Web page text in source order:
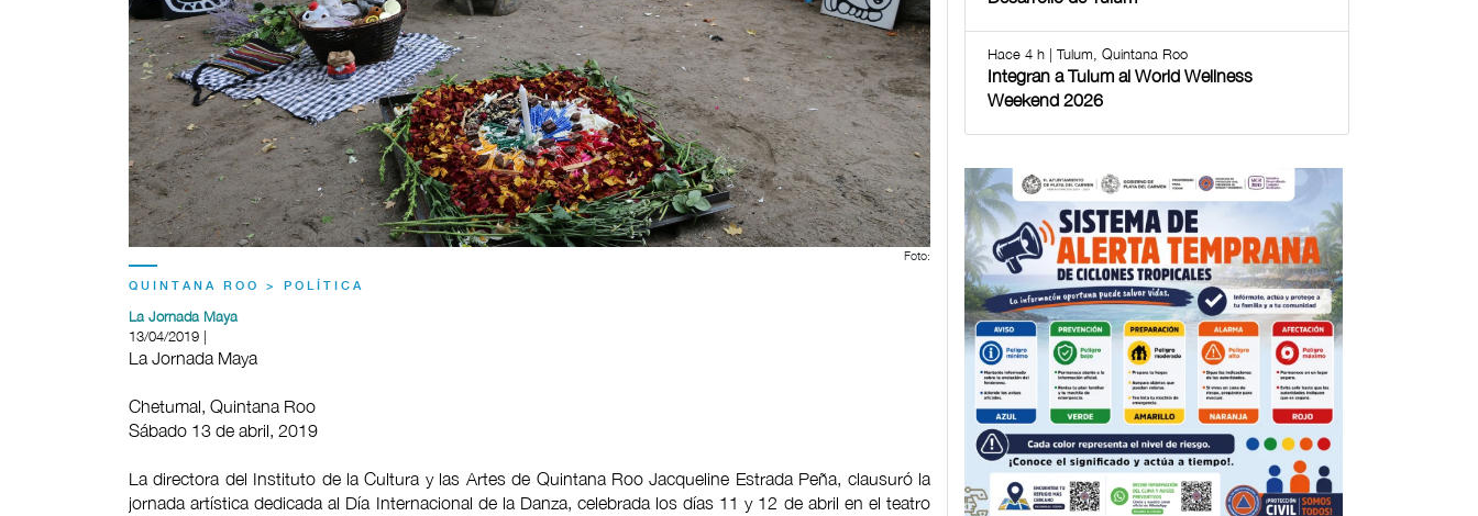
Foto:
QUINTANA ROO > POLÍTICA
La Jornada Maya
13/04/2019 |
La Jornada Maya
Chetumal, Quintana Roo
Sábado 13 de abril, 2019
La directora del Instituto de la Cultura y las Artes de Quintana Roo Jacqueline Estrada Peña, clausuró la
jornada artística dedicada al Día Internacional de la Danza, celebrada los días 11 y 12 de abril en el teatro
Hace 4 h | Tulum, Quintana Roo
Integran a Tulum al World Wellness
Weekend 2026